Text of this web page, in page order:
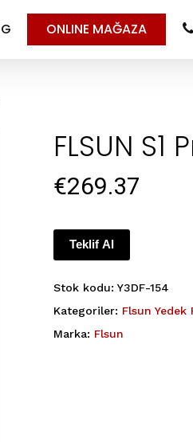
ONLINE MAĞAZA
FLSUN
€269.37
Teklif Al
Stok kodu:Y3DF-154
Kategoriler: Flsun Yedek
Marka: Flsun